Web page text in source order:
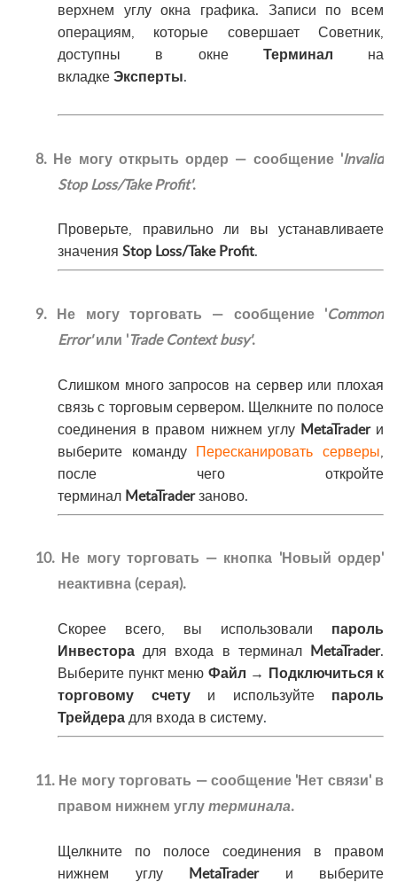
верхнем углу окна графика. Записи по всем
операциям, которые совершает Советник,
доступны в окне
Терминал
на
вкладкеЭксперты.
8. Не могу открыть ордер — сообщение 'Invalid
Stop Loss/Take Profit'.
Проверьте, правильно ли вы устанавливаете
значения Stop Loss/Take Profit.
9. Не могу торговать — сообщение 'Common
Error'или 'Trade Context busy'.
Слишком много запросов на сервер или плохая
связь с торговым сервером. Щелкните по полосе
соединения в правом нижнем углу MetaTraderи
выберите команду Пересканировать серверы,
после чего откройте
терминал MetaTraderзаново.
10. Не могу торговать — кнопка 'Новый ордер'
неактивна (серая).
Скорее всего, вы использовали пароль
Инвестора для входа в терминал MetaTrader.
Выберите пункт меню Файл → Подключиться к
торговому счетуи используйте пароль
Трейдерадля входа в систему.
11. Не могу торговать — сообщение 'Нет связи' в
правом нижнем углутерминала.
Щелкните по полосе соединения в правом
нижнем углу MetaTraderи выберите